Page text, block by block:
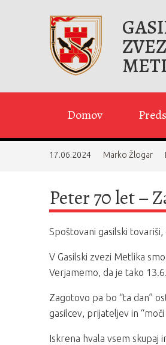
Domov
17.06.2024 Marko Žlogar
Peter 70 let –
Spoštovani gasilski
V Gasilski zvezi Metlika
Verjamemo, da je tako
Zagotovo pa bo “ta dan”
gasilcev, prijateljev in
Iskrena hvala vsem skupaj